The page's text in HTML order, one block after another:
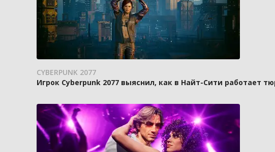
CYBERPUNK 2077
Игрок Cyberpunk 2077 выяснил, как в Найт-Сити работает